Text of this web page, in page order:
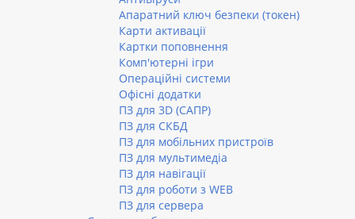
Апаратний ключ безпеки (токен)
Карти активації
Картки поповнення
Комп'ютерні ігри
Операційні системи
Офісні додатки
ПЗ для 3D (САПР)
ПЗ для СКБД
ПЗ для мобільних пристроїв
ПЗ для мультимедіа
ПЗ для навігації
ПЗ для роботи з WEB
ПЗ для сервера